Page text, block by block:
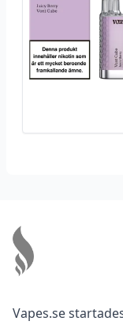
angivna i
läkare och ta
E-vätskor
minst 2 år
1 månad vid
Vapes.se